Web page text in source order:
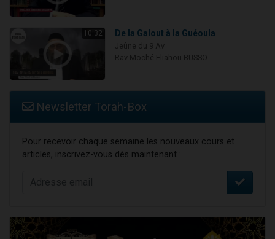
10:32 De la Galout à la Guéoula
Newsletter Torah-Box
Pour recevoir chaque semaine les nouveaux cours et
articles, inscrivez-vous dès maintenant :